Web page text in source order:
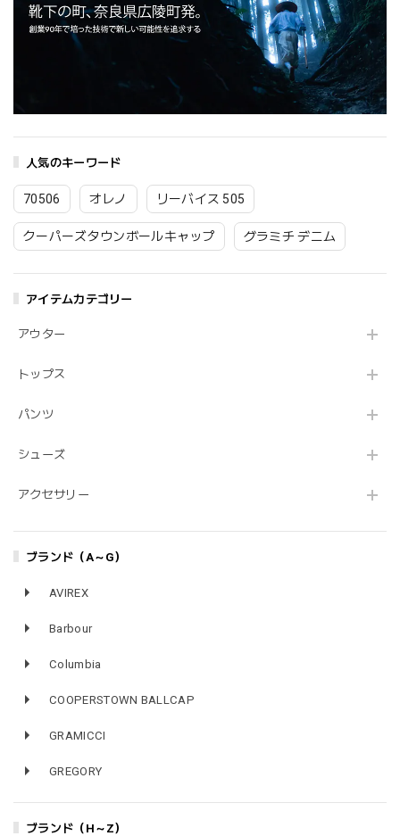
人気のキーワード
70506 オレノ リーバイス 505
クーパーズタウンボールキャップ グラミチ デニム
アイテムカテゴリー
アウター
トップス
パンツ
シューズ
アクセサリー
ブランド（A～G）
AVIREX
Barbour
Columbia
COOPERSTOWN BALLCAP
GRAMICCI
GREGORY
ブランド（H～Z）